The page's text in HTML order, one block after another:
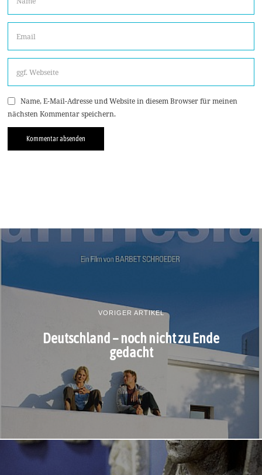
Name, E-Mail-Adresse und Website in diesem Browser für meinen
nächsten Kommentar speichern.
VORIGER ARTIKEL
Deutschland – noch nicht zu Ende
gedacht